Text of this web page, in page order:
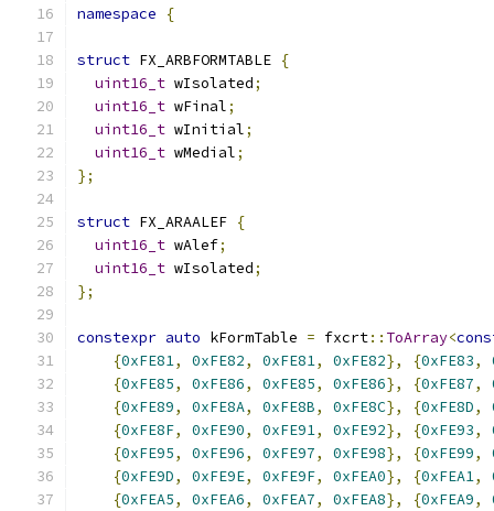
namespace {
struct FX_ARBFORMTABLE {
uint16_t wIsolated;
uint16_t wFinal;
uint16_t wInitial;
uint16_t wMedial;
};
struct FX_ARAALEF {
uint16_t wAlef;
uint16_t wIsolated;
};
constexpr auto kFormTable = fxcrt:: ToArray<
{0xFE81, 0xFE82, 0xFE81, 0xFE82}, {0xFE83,
{0xFE85, 0xFE86, 0xFE85, 0xFE86}, {0xFE87,
{0xFE89, 0xFE8A, 0xFE8B, 0xFE8C}, {0xFE8D,
{0xFE8F, 0xFE90, 0xFE91, 0xFE92}, {0xFE93,
{0xFE95, 0xFE96, 0xFE97, 0xFE98}, {0xFE99,
{0xFE9D, 0xFE9E, 0xFE9F, 0xFEA0}, {0xFEA1,
{0xFEA5, 0xFEA6, 0xFEA7, 0xFEA8}, {0xFEA9,